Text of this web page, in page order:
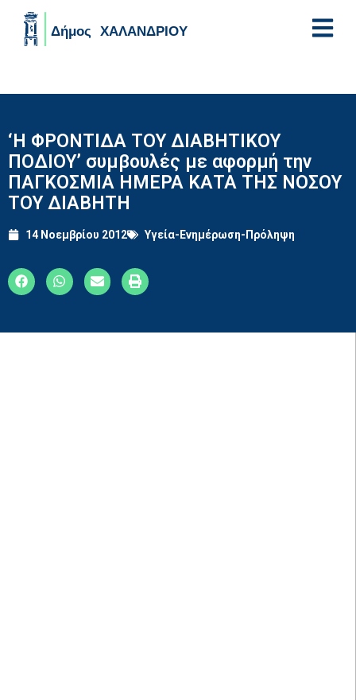
‘Η ΦΡΟΝΤΙΔΑ ΤΟΥ ΔΙΑΒΗΤΙΚΟΥ
ΠΟΔΙΟΥ’ συμβουλές με αφορμή την
ΠΑΓΚΟΣΜΙΑ ΗΜΕΡΑ ΚΑΤΑ ΤΗΣ ΝΟΣΟΥ
ΤΟΥ ΔΙΑΒΗΤΗ
14 Νοεμβρίου 2012 Υγεία-Ενημέρωση-Πρόληψη